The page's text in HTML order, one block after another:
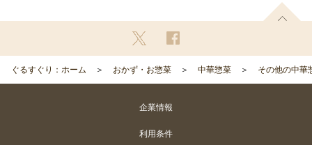
ぐるすぐり：ホーム おかず・お惣菜 中華惣菜 その他の中華
企業情報
利用条件